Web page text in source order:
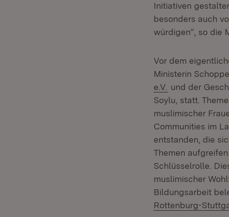
Initiativen
besonders auch
würdigen“, so die
Vor dem
Ministerin
e.V. (Öffnet in
und der
Soylu, statt.
muslimischer
Communities im
entstanden, die
Themen
Schlüsselrolle.
muslimischer
Bildungsarbeit
Rottenburg-